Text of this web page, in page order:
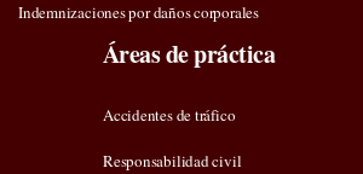
Indemnizaciones por daños corporales
Áreas de práctica
Accidentes de tráfico
Responsabilidad civil